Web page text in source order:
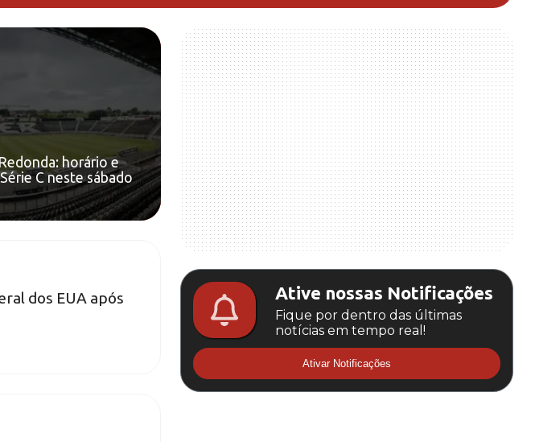
horário e
C neste sábado
dos EUA após
Ative nossas Notificações
Fique por dentro das últimas
notícias em tempo real!
Ativar Notificações